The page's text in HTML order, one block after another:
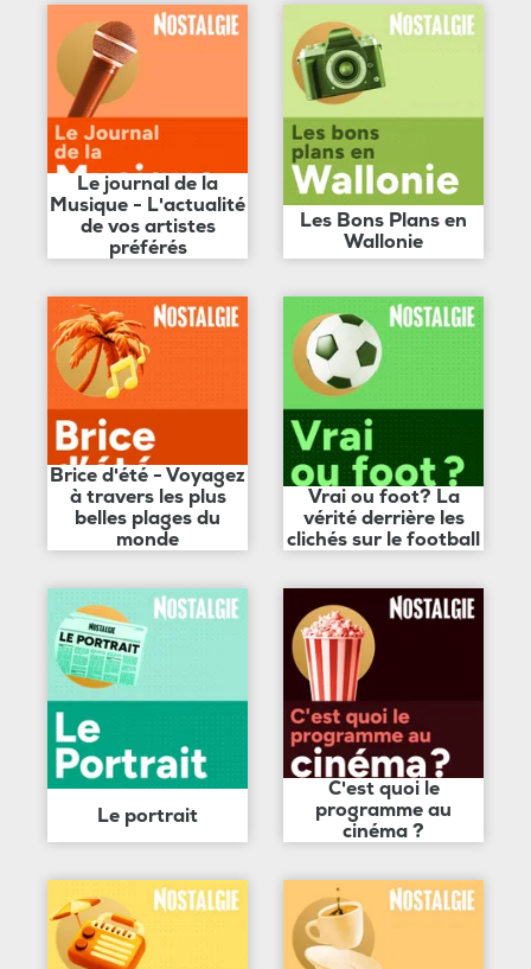
Le journal de la
Musique - L'actualité
de vos artistes
préférés
Les Bons Plans en
Wallonie
Brice d'été - Voyagez
à travers les plus
belles plages du
monde
Vrai ou foot? La
vérité derrière les
clichés sur le football
Le portrait
C'est quoi le
programme au
cinéma ?